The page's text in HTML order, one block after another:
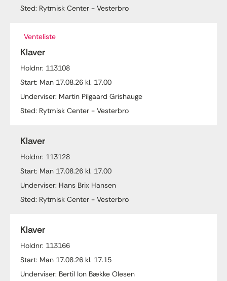
Sted: Rytmisk Center - Vesterbro
Venteliste
Klaver
Holdnr: 113108
Start: Man 17.08.26 kl. 17.00
Underviser: Martin Pilgaard Grishauge
Sted: Rytmisk Center - Vesterbro
Klaver
Holdnr: 113128
Start: Man 17.08.26 kl. 17.00
Underviser: Hans Brix Hansen
Sted: Rytmisk Center - Vesterbro
Klaver
Holdnr: 113166
Start: Man 17.08.26 kl. 17.15
Underviser: Bertil Ion Bække Olesen